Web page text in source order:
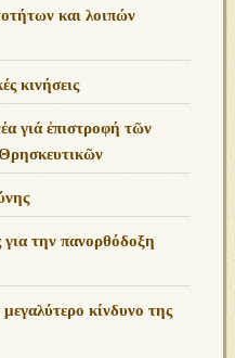
και λοιπών
κινήσεις
γιά ἐπιστροφή τῶν
την πανορθόδοξη
κίνδυνο της